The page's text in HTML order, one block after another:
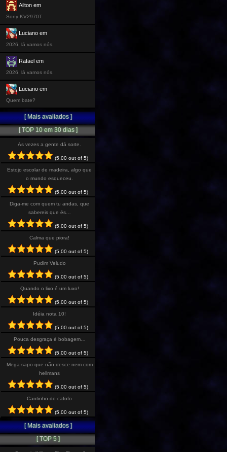
Ailton em
Sony KV2970T
Luciano em
2026, lá vamos nós.
Rafael em
2026, lá vamos nós.
Luciano em
Quem bate?
[ Mais avaliados ]
[ TOP 10 em 30 dias ]
As vezes a gente dá sorte.
(5,00 out of 5)
Estojo escolar de madeira, algo que
o mundo esqueceu.
(5,00 out of 5)
Diga-me com quem tu andas, que
sabereis que és…
(5,00 out of 5)
Calma que piora!
(5,00 out of 5)
Pudim Veludo
(5,00 out of 5)
Quando o lixo é um luxo!
(5,00 out of 5)
Idéia nota 10!
(5,00 out of 5)
Pouca desgraça é bobagem…
(5,00 out of 5)
Mega-sapo que não desce nem com
hellmans
(5,00 out of 5)
Cantinho do cafofo
(5,00 out of 5)
[ Mais avaliados ]
[ TOP 5 ]